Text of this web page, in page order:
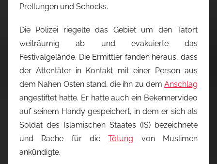
Prellungen und Schocks.
Die Polizei riegelte das Gebiet um den Tatort
weiträumig ab und evakuierte das
Festivalgelände. Die Ermittler fanden heraus, dass
der Attentäter in Kontakt mit einer Person aus
dem Nahen Osten stand, die ihn zu dem Anschlag
angestiftet hatte. Er hatte auch ein Bekennervideo
auf seinem Handy gespeichert, in dem er sich als
Soldat des Islamischen Staates (IS) bezeichnete
und Rache für dieTötung von Muslimen
ankündigte.